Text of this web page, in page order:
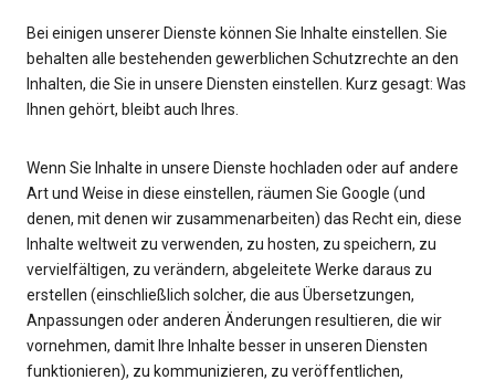
Bei einigen unserer Dienste können Sie Inhalte einstellen. Sie
behalten alle bestehenden gewerblichen Schutzrechte an den
Inhalten, die Sie in unsere Diensten einstellen. Kurz gesagt: Was
Ihnen gehört, bleibt auch Ihres.
Wenn Sie Inhalte in unsere Dienste hochladen oder auf andere
Art und Weise in diese einstellen, räumen Sie Google (und
denen, mit denen wir zusammenarbeiten) das Recht ein, diese
Inhalte weltweit zu verwenden, zu hosten, zu speichern, zu
vervielfältigen, zu verändern, abgeleitete Werke daraus zu
erstellen (einschließlich solcher, die aus Übersetzungen,
Anpassungen oder anderen Änderungen resultieren, die wir
vornehmen, damit Ihre Inhalte besser in unseren Diensten
funktionieren), zu kommunizieren, zu veröffentlichen,